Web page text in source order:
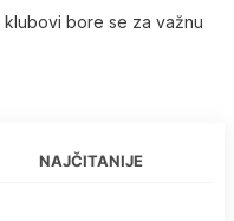
bore se za važnu
NAJČITANIJE